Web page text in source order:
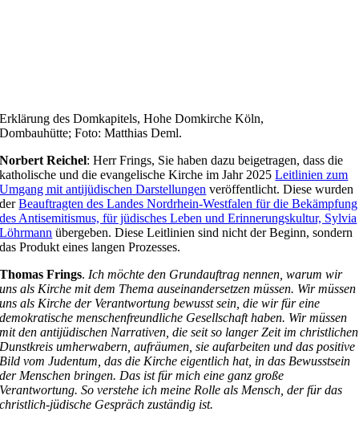
Erklärung des Domkapitels, Hohe Domkirche Köln,
Dombauhütte; Foto: Matthias Deml.
Norbert Reichel: Herr Frings, Sie haben dazu beigetragen, dass die
katholische und die evangelische Kirche im Jahr 2025Leitlinien zum
Umgang mit antijüdischen Darstellungen veröffentlicht. Diese wurden
derBeauftragten des Landes Nordrhein-Westfalen für die Bekämpfung
des Antisemitismus, für jüdisches Leben und Erinnerungskultur, Sylvia
Löhrmann übergeben. Diese Leitlinien sind nicht der Beginn, sondern
das Produkt eines langen Prozesses.
Thomas Frings. Ich möchte den Grundauftrag nennen, warum wir
uns als Kirche mit dem Thema auseinandersetzen müssen. Wir müssen
uns als Kirche der Verantwortung bewusst sein, die wir für eine
demokratische menschenfreundliche Gesellschaft haben. Wir müssen
mit den antijüdischen Narrativen, die seit so langer Zeit im christlichen
Dunstkreis umherwabern, aufräumen, sie aufarbeiten und das positive
Bild vom Judentum, das die Kirche eigentlich hat, in das Bewusstsein
der Menschen bringen. Das ist für mich eine ganz große
Verantwortung. So verstehe ich meine Rolle als Mensch, der für das
christlich-jüdische Gespräch zuständig ist.